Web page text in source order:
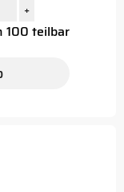
+
100 teilbar